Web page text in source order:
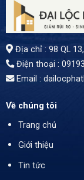
Địa chỉ : 98 QL 13,
Điện thoại :
Email :
Về chúng tôi
Trang chủ
Giới thiệu
Tin tức